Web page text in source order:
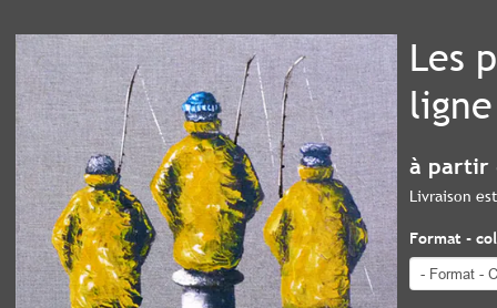
Les
ligne
à partir
Livraison
Format -